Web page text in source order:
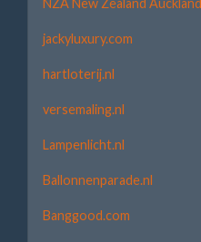
NZA New Zealand Auckland
jackyluxury.com
hartloterij.nl
versemaling.nl
Lampenlicht.nl
Ballonnenparade.nl
Banggood.com